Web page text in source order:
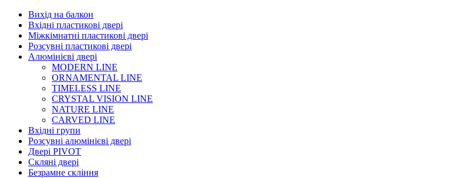
Вихід на балкон
Вхідні пластикові двері
Міжкімнатні пластикові двері
Розсувні пластикові двері
Алюмінієві двері
MODERN LINE
ORNAMENTAL LINE
TIMELESS LINE
CRYSTAL VISION LINE
NATURE LINE
CARVED LINE
Вхідні групи
Розсувні алюмінієві двері
Двері PIVOT
Скляні двері
Безрамне скління